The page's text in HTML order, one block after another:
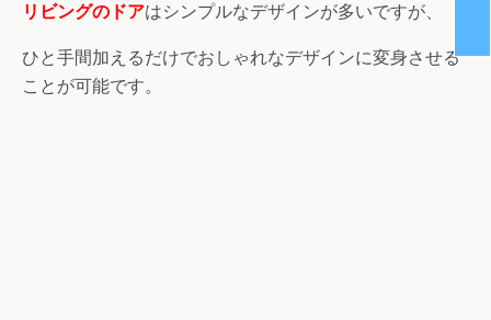
リビングのドアはシンプルなデザインが多いですが、
ひと手間加えるだけでおしゃれなデザインに変身させる
ことが可能です。